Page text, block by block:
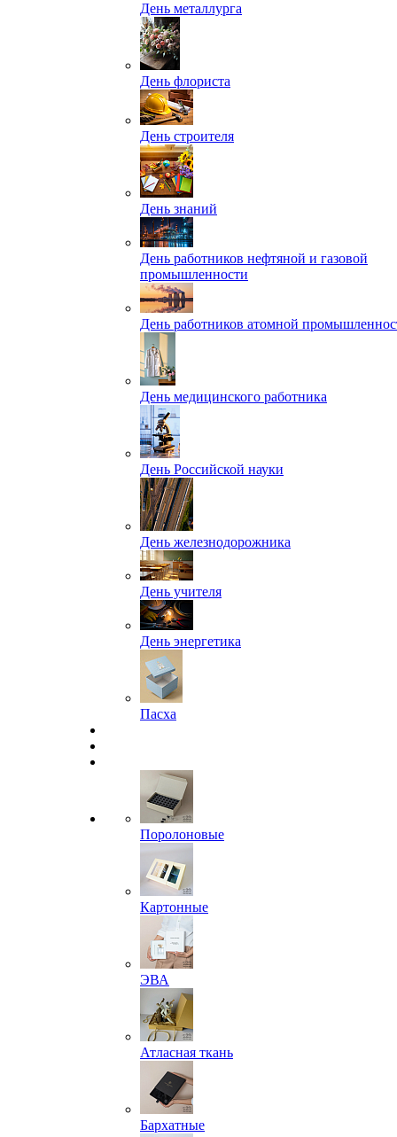
День металлурга
День флориста
День строителя
День знаний
День работников нефтяной и газовой
промышленности
День работников атомной
День медицинского работника
День Российской науки
День железнодорожника
День учителя
День энергетика
Пасха
Поролоновые
Картонные
ЭВА
Атласная ткань
Бархатные